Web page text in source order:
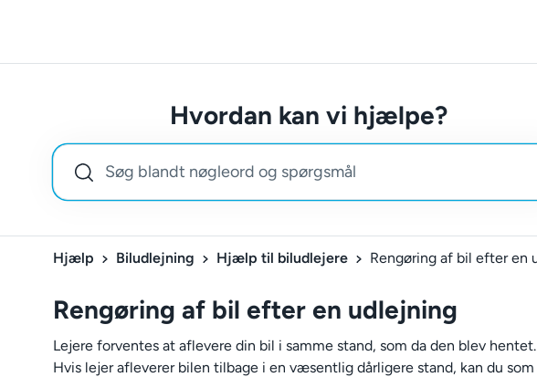
Hvordan kan vi hjælpe?
Hjælp Biludlejning Hjælp til biludlejere
Rengøring af bil efter en udlejning
Lejere forventes at aflevere din bil i samme stand, som da den blev hentet.
Hvis lejer afleverer bilen tilbage i en væsentlig dårligere stand, kan du som